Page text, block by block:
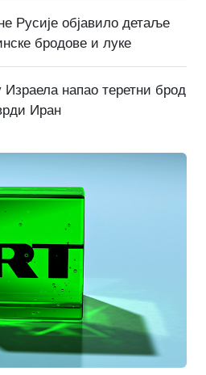
Русије објавило детаље
бродове и луке
Израела напао теретни брод
Иран